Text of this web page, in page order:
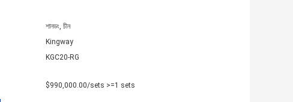
শানডং, চীন
Kingway
KGC20-RG
$990,000.00/sets >=1 sets